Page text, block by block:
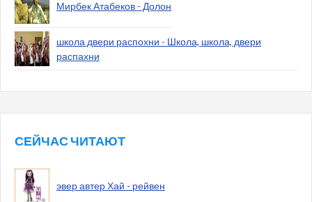
Мирбек Атабеков - Долон
школа двери распохни - Школа, школа, двери
распахни
СЕЙЧАС ЧИТАЮТ
эвер автер Хай - рейвен